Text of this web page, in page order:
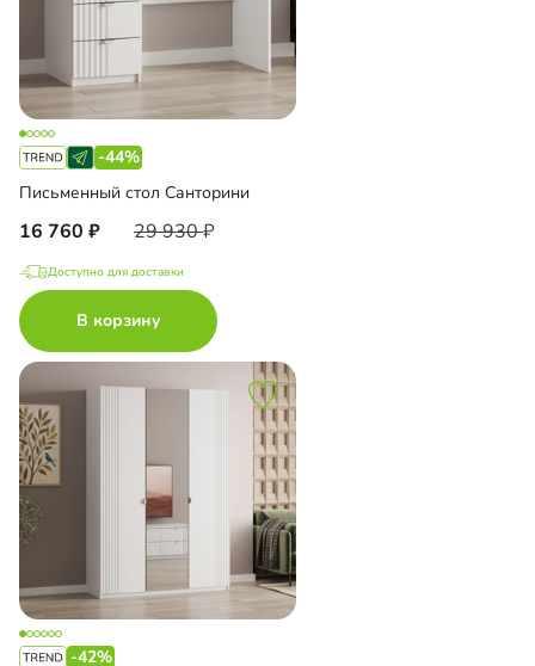
-44%
Письменный стол Санторини
16 760 29 930
Доступно для доставки
В корзину
-42%